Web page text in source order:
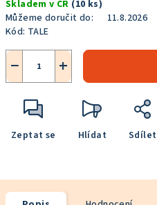
cena:
Skladem v ČR (10 ks)
Můžeme doručit do:
11.8.2026
Kód: TALE
+
−
Zeptat se Hlídat Sdílet